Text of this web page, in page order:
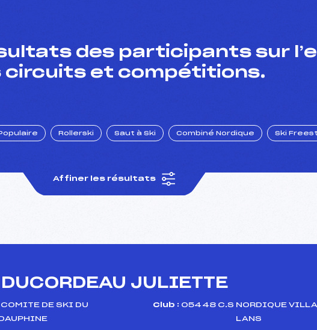
des participants sur
circuits et compétitions.
Rollerski Saut à Ski Combiné Nordique Ski
Affiner les résultats
DUCORDEAU JULIETTE
COMITE DE SKI DU
Club : 05448 C.S NORDIQUE
LANS